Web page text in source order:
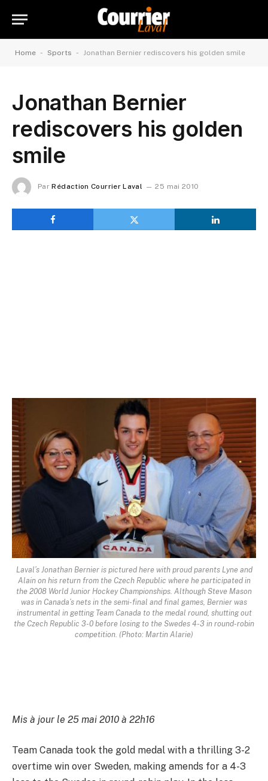
Home - Sports - Jonathan Bernier rediscovers his golden smile
Jonathan Bernier
rediscovers his golden
smile
Par Rédaction Courrier Laval 25 mai 2010
Laval’s Jonathan Bernier is pictured here with proud parents Lyne and
Alain on his return from the Czech Republic where he participated in
the 2008 World Junior Hockey Championships. Although Steve Mason
was in Canada’s nets in the semi-final and final games, Bernier was
instrumental in getting Team Canada to the medal round, shutting out
the Czech Republic 3-0 before losing to the Swedes 4-3 in round-robin
competition. (Photo: Martin Alarie)
Mis à jour le 25 mai 2010 à 22h16
Team Canada took the gold medal with a thrilling 3-2
overtime win over Sweden, making amends for a 4-3